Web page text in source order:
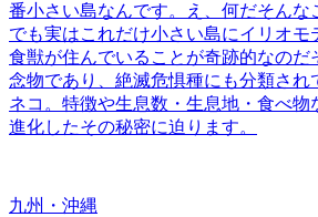
番小さい島なんです。え、何だそんな
でも実はこれだけ小さい島にイリオモ
食獣が住んでいることが奇跡的なのだ
念物であり、絶滅危惧種にも分類され
ネコ。特徴や生息数・生息地・食べ物
進化したその秘密に迫ります。
九州・沖縄